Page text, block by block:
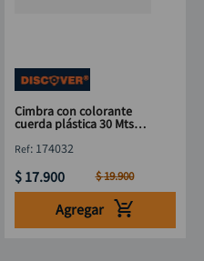
Cimbra con colorante
cuerda plástica 30 Mts
: 174032
$ 17.900 $19.900
Agregar